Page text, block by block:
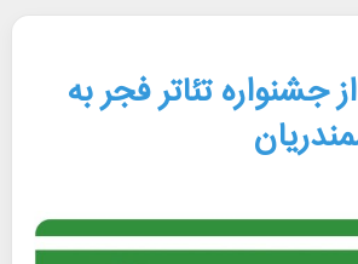
جشنواره تئاتر فجر به